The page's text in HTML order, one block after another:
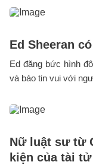
Ed Sheeran
Ed đăng bức hình
và báo tin vui với
Nữ luật sư từ
kiện của tài